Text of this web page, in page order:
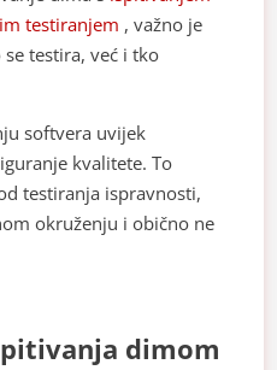
testiranjem , važno je
testira, već i tko
softvera uvijek
kvalitete. To
testiranja ispravnosti,
okruženju i obično ne
dimom